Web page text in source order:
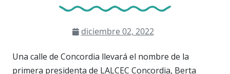
diciembre 02, 2022
Una calle de Concordia llevará el nombre de la
primera presidenta de LALCEC Concordia, Berta